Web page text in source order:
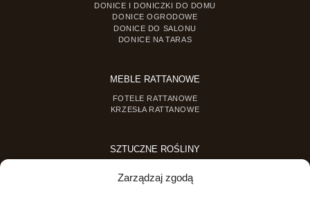
Zarządzaj zgodą
DONICE I DONICZKI DO DOMU
DONICE OGRODOWE
DONICE DO SALONU
DONICE NA TARAS
MEBLE RATTANOWE
FOTELE RATTANOWE
KRZESŁA RATTANOWE
SZTUCZNE ROŚLINY
SZTUCZNE ROŚLINY DONICZKOWE